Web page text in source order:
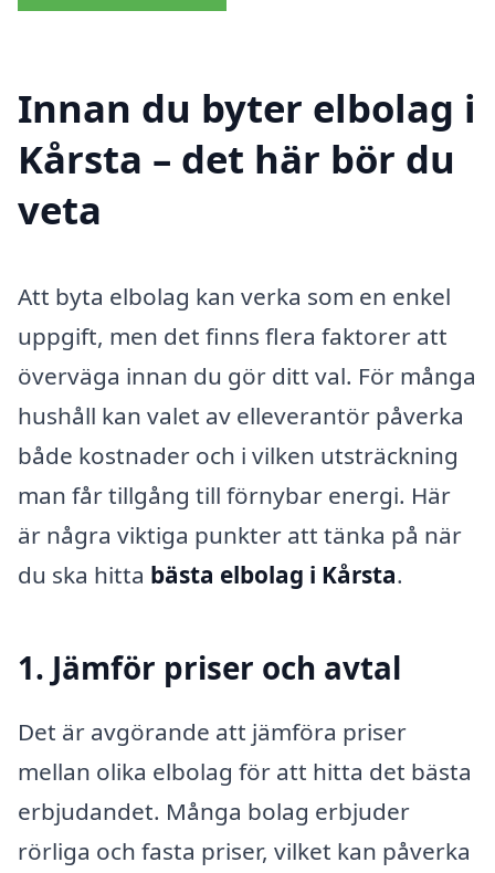
Innan du byter elbolag i
Kårsta – det här bör du
veta
Att byta elbolag kan verka som en enkel
uppgift, men det finns flera faktorer att
överväga innan du gör ditt val. För många
hushåll kan valet av elleverantör påverka
både kostnader och i vilken utsträckning
man får tillgång till förnybar energi. Här
är några viktiga punkter att tänka på när
du ska hitta bästa elbolag i Kårsta.
1. Jämför priser och avtal
Det är avgörande att jämföra priser
mellan olika elbolag för att hitta det bästa
erbjudandet. Många bolag erbjuder
rörliga och fasta priser, vilket kan påverka